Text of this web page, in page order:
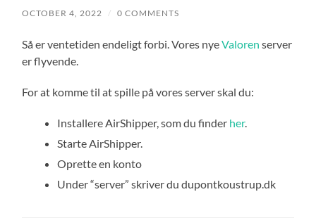
OCTOBER 4, 2022 / 0 COMMENTS
Så er ventetiden endeligt forbi. Vores nyeValoren server
er flyvende.
For at komme til at spille på vores server skal du:
Installere AirShipper, som du finder her.
Starte AirShipper.
Oprette en konto
Under “server” skriver du dupontkoustrup.dk